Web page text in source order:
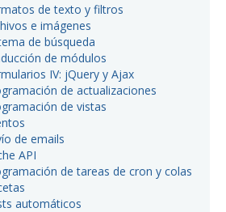
de texto y filtros
e imágenes
de búsqueda
de módulos
IV: jQuery y Ajax
de actualizaciones
de vistas
de emails
API
de tareas de cron y colas
automáticos